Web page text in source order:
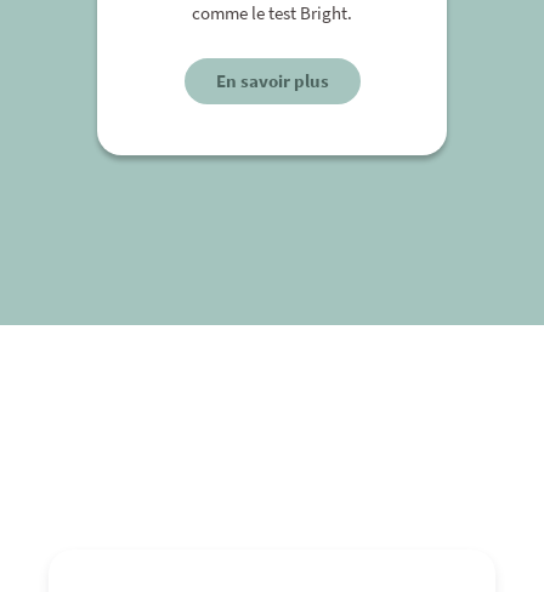
comme le test Bright.
En savoir plus